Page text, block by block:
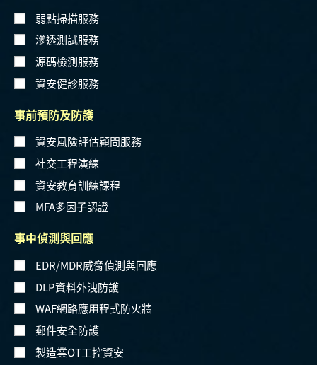
弱點掃描服務
滲透測試服務
源碼檢測服務
資安健診服務
事前預防及防護
資安風險評估顧問服務
社交工程演練
資安教育訓練課程
MFA多因子認證
事中偵測與回應
EDR/MDR威脅偵測與回應
DLP資料外洩防護
WAF網路應用程式防火牆
郵件安全防護
製造業OT工控資安